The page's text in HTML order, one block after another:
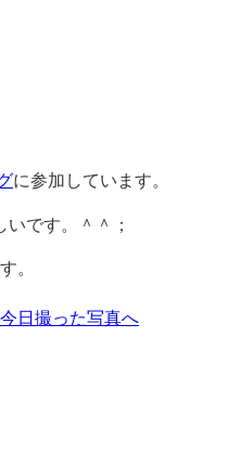
に参加しています。
です。＾＾；
。